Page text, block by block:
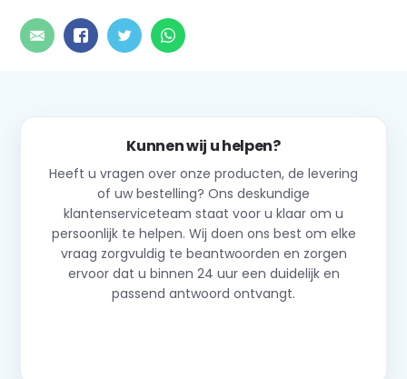
Kunnen wij u helpen?
Heeft u vragen over onze producten, de levering
of uw bestelling? Ons deskundige
klantenserviceteam staat voor u klaar om u
persoonlijk te helpen. Wij doen ons best om elke
vraag zorgvuldig te beantwoorden en zorgen
ervoor dat u binnen 24 uur een duidelijk en
passend antwoord ontvangt.